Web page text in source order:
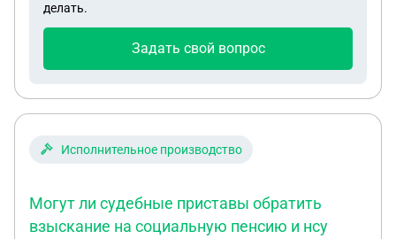
делать.
Задать свой вопрос
Исполнительное производство
Могут ли судебные приставы обратить
взыскание на социальную пенсию и нсу